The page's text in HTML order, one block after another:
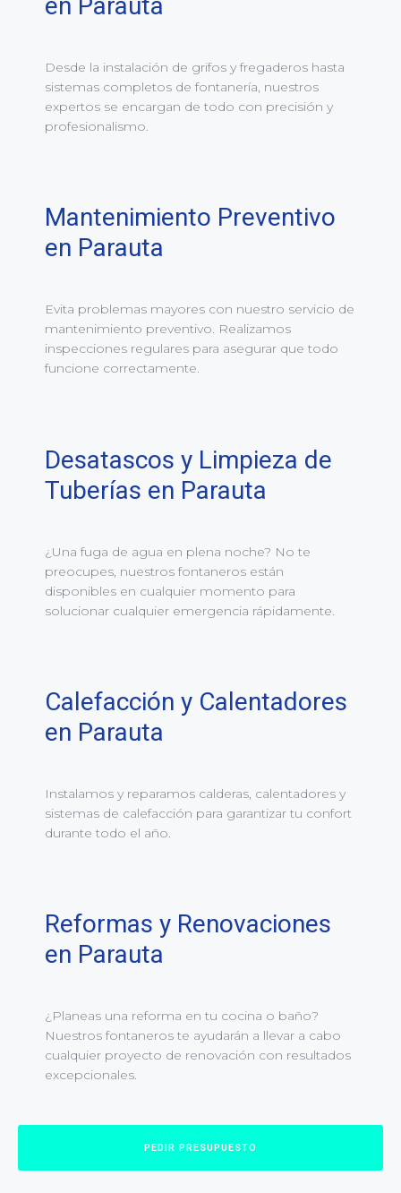
Desde la instalación de grifos y fregaderos hasta
sistemas completos de fontanería, nuestros
expertos se encargan de todo con precisión y
profesionalismo.
Mantenimiento Preventivo
en Parauta
Evita problemas mayores con nuestro servicio de
mantenimiento preventivo. Realizamos
inspecciones regulares para asegurar que todo
funcione correctamente.
Desatascos y Limpieza de
Tuberías en Parauta
¿Una fuga de agua en plena noche? No te
preocupes, nuestros fontaneros están
disponibles en cualquier momento para
solucionar cualquier emergencia rápidamente.
Calefacción y Calentadores
en Parauta
Instalamos y reparamos calderas, calentadores y
sistemas de calefacción para garantizar tu confort
durante todo el año.
Reformas y Renovaciones
en Parauta
¿Planeas una reforma en tu cocina o baño?
Nuestros fontaneros te ayudarán a llevar a cabo
cualquier proyecto de renovación con resultados
excepcionales.
PEDIR PRESUPUESTO